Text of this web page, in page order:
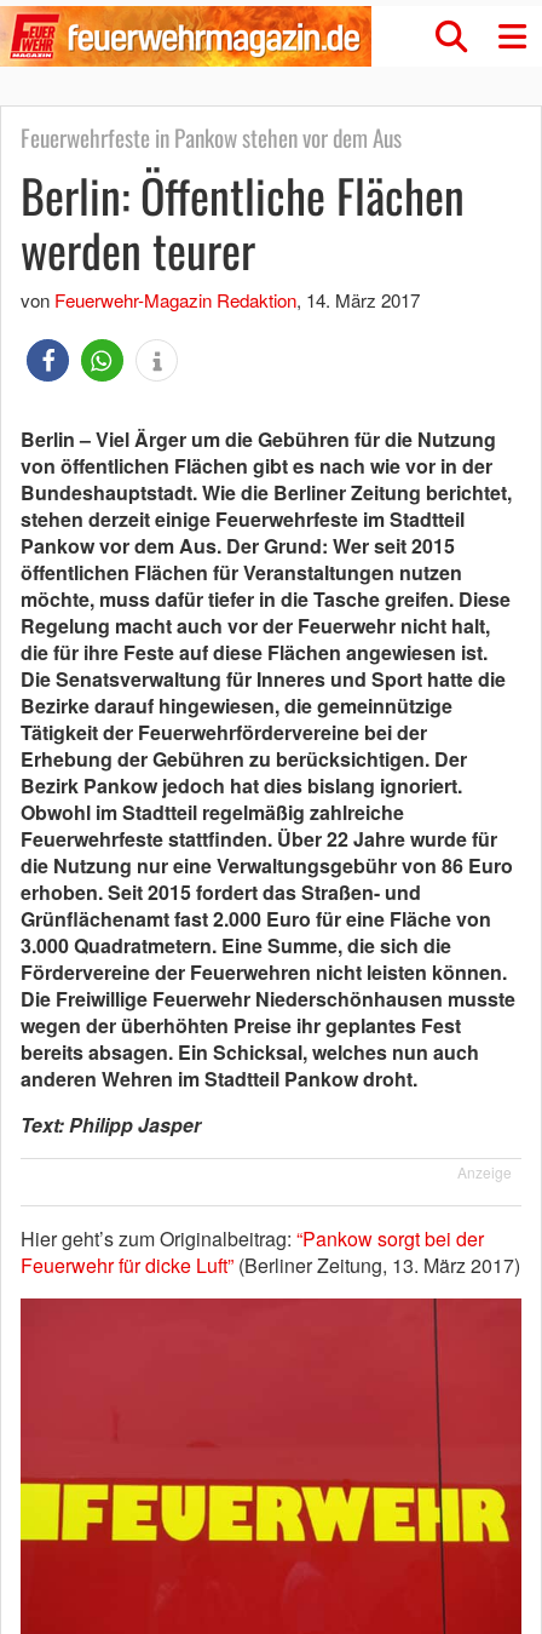
Feuerwehrfeste in Pankow stehen vor dem Aus
Berlin: Öffentliche Flächen
werden teurer
von Feuerwehr-Magazin Redaktion, 14. März 2017
Berlin – Viel Ärger um die Gebühren für die Nutzung
von öffentlichen Flächen gibt es nach wie vor in der
Bundeshauptstadt. Wie die Berliner Zeitung berichtet,
stehen derzeit einige Feuerwehrfeste im Stadtteil
Pankow vor dem Aus. Der Grund: Wer seit 2015
öffentlichen Flächen für Veranstaltungen nutzen
möchte, muss dafür tiefer in die Tasche greifen. Diese
Regelung macht auch vor der Feuerwehr nicht halt,
die für ihre Feste auf diese Flächen angewiesen ist.
Die Senatsverwaltung für Inneres und Sport hatte die
Bezirke darauf hingewiesen, die gemeinnützige
Tätigkeit der Feuerwehrfördervereine bei der
Erhebung der Gebühren zu berücksichtigen. Der
Bezirk Pankow jedoch hat dies bislang ignoriert.
Obwohl im Stadtteil regelmäßig zahlreiche
Feuerwehrfeste stattfinden. Über 22 Jahre wurde für
die Nutzung nur eine Verwaltungsgebühr von 86 Euro
erhoben. Seit 2015 fordert das Straßen- und
Grünflächenamt fast 2.000 Euro für eine Fläche von
3.000 Quadratmetern. Eine Summe, die sich die
Fördervereine der Feuerwehren nicht leisten können.
Die Freiwillige Feuerwehr Niederschönhausen musste
wegen der überhöhten Preise ihr geplantes Fest
bereits absagen. Ein Schicksal, welches nun auch
anderen Wehren im Stadtteil Pankow droht.
Text: Philipp Jasper
Anzeige
Hier geht’s zum Originalbeitrag: “Pankow sorgt bei der
Feuerwehr für dicke Luft” (Berliner Zeitung, 13. März 2017)